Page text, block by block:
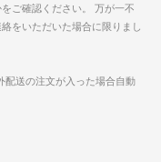
ご確認ください。 万が一不
をいただいた場合に限りまし
配送の注文が入った場合自動